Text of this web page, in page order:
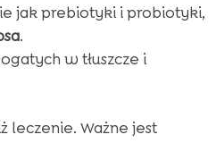
jak prebiotyki i probiotyki,
.
w tłuszcze i
leczenie. Ważne jest